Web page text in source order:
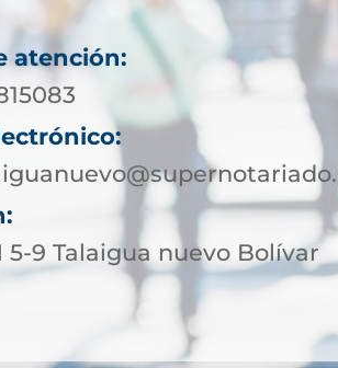
atención:
5-9 Talaigua nuevo Bolívar